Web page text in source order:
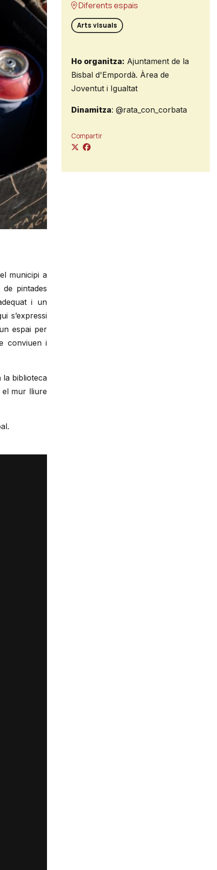
Diferents espais
Arts visuals
Ho organitza: Ajuntament de la
Bisbal d'Empordà. Àrea de
Joventut i Igualtat
Dinamitza: @rata_con_corbata
Compartir
municipi a
pintades
i un
s’expressi
espai per
conviuen i
la biblioteca
el mur lliure